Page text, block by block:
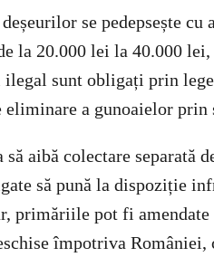
se pedepsește cu
la 20.000 lei la 40.000 lei,
sunt obligați prin lege
eliminare a gunoaielor
aibă colectare separată
să pună la dispoziție
primăriile pot fi
împotriva României,